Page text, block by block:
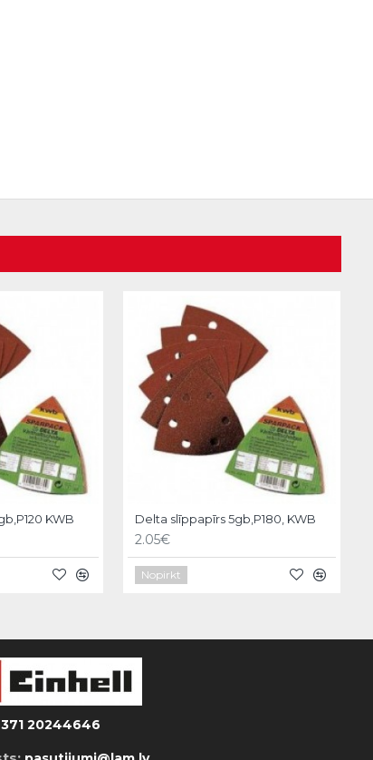
KWB Delta slīppapīrs 5gb,P180, KWB
2.05€
Nopirkt
20244646